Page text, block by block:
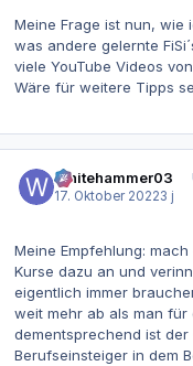
Meine Frage ist nun, wie
was andere gelernte
viele YouTube Videos
Wäre für weitere Tipps
Whitehammer03
17. Oktober 20223 j
Meine Empfehlung:
Kurse dazu an und
eigentlich immer
weit mehr ab als man
dementsprechend ist
Berufseinsteiger in dem